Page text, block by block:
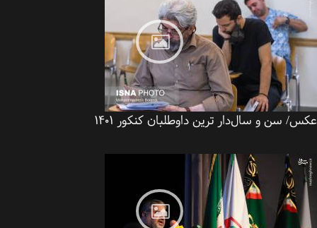
سن و سال‌دار ترین داوطلبان کنکور ۱۴۰۱